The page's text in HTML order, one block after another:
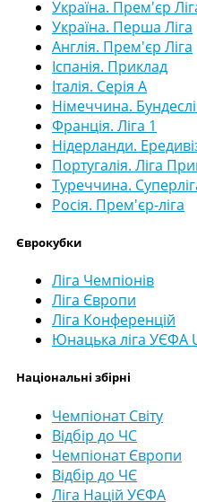
Україна. Прем'єр
Україна. Перша Ліга
Англія. Прем'єр Ліга
Іспанія. Приклад
Італія. Серія А
Німеччина.
Франція. Ліга 1
Нідерланди.
Португалія. Ліга
Туреччина.
Росія. Прем'єр-ліга
Єврокубки
Ліга Чемпіонів
Ліга Європи
Ліга Конференцій
Юнацька ліга УЄФА
Національні збірні
Чемпіонат Світу
Відбір до ЧС
Чемпіонат Європи
Відбір до ЧЄ
Ліга Націй УЄФА